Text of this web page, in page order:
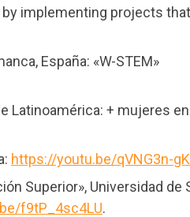
implementing projects
España: «W-STEM»
Latinoamérica: + mujeres
https://youtu.be/qVNG3n-
Superior», Universidad de
f9tP_4sc4LU.